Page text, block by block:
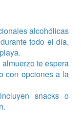
alcohólicas
todo el día,
te espera
con opciones a la
snacks o